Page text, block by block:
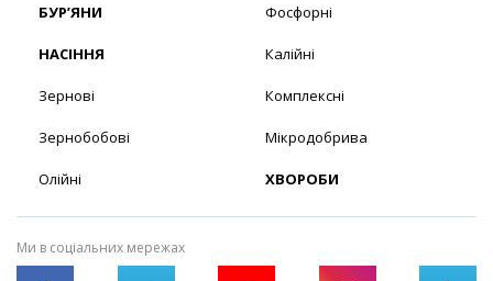
БУР’ЯНИ
НАСІННЯ
Зернові
Зернобобові
Олійні
Фосфорні
Калійні
Комплексні
Мікродобрива
ХВОРОБИ
Ми в соціальних мережах